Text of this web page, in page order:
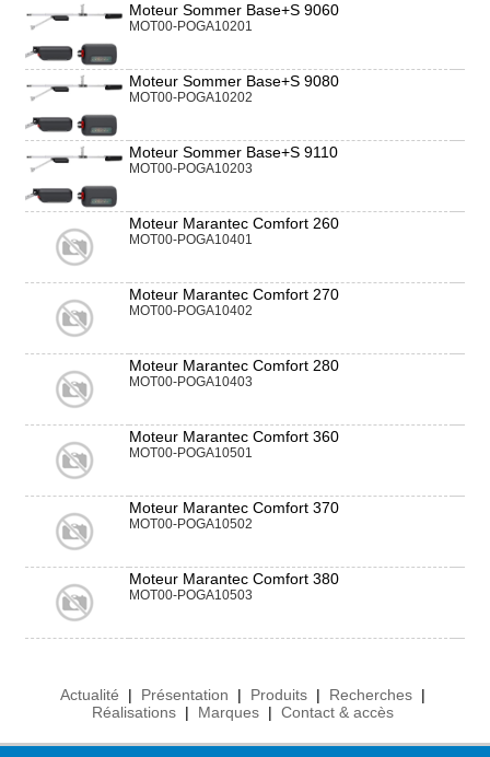
Moteur Sommer Base+S 9060
MOT00-POGA10201
Moteur Sommer Base+S 9080
MOT00-POGA10202
Moteur Sommer Base+S 9110
MOT00-POGA10203
Moteur Marantec Comfort 260
MOT00-POGA10401
Moteur Marantec Comfort 270
MOT00-POGA10402
Moteur Marantec Comfort 280
MOT00-POGA10403
Moteur Marantec Comfort 360
MOT00-POGA10501
Moteur Marantec Comfort 370
MOT00-POGA10502
Moteur Marantec Comfort 380
MOT00-POGA10503
Actualité | Présentation | Produits | Recherches |
Réalisations | Marques | Contact & accès